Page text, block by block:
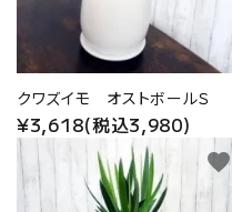
クワズイモ オストボールＳ
¥3,618(税込3,980)
favorite